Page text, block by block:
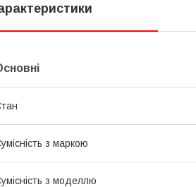
з маркою
з моделлю